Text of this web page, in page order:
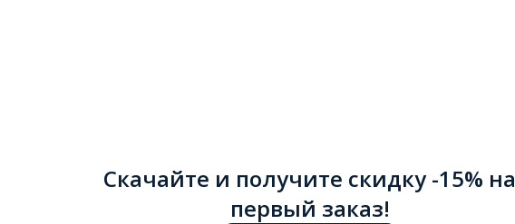
Скачайте и получите скидку -15% на
первый заказ!